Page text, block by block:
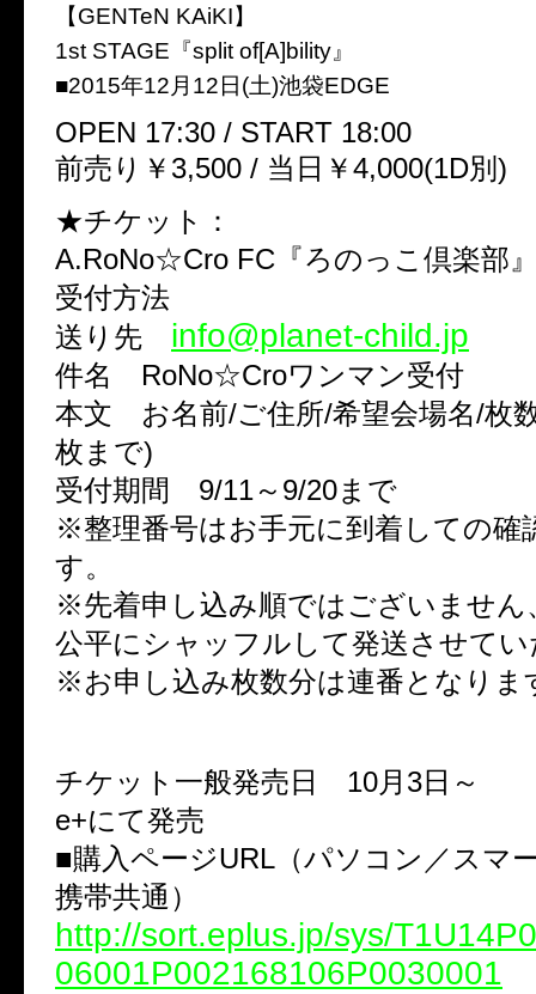
【GENTeN KAiKI】
1st STAGE『split of[A]bility』
■2015年12月12日(土)池袋EDGE
OPEN 17:30 / START 18:00
前売り￥3,500 / 当日￥4,000(1D別)
★チケット：
A.RoNo☆Cro FC『ろのっこ倶楽部
受付方法
送り先 info@planet-child.jp
件名 RoNo☆Croワンマン受付
本文 お名前/ご住所/希望会場名/枚
枚まで)
受付期間 9/11～9/20まで
※整理番号はお手元に到着しての確
す。
※先着申し込み順ではございません
公平にシャッフルして発送させて
※お申し込み枚数分は連番となりま
チケット一般発売日 10月3日～
e+にて発売
■購入ページURL（パソコン／スマ
携帯共通）
http://sort.eplus.jp/sys/
06001P002168106P0030001